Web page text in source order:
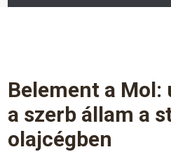
Belement a Mol:
a szerb állam a
olajcégben